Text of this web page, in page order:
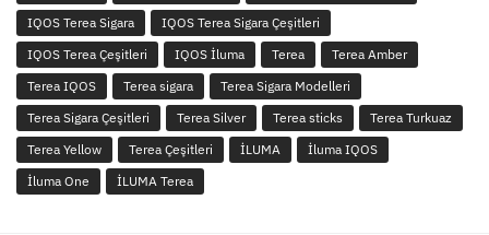
IQOS Terea Sigara
IQOS Terea Sigara Çeşitleri
IQOS Terea Çeşitleri
IQOS İluma Terea
Terea Amber
Terea IQOS
Terea sigara
Terea Sigara Modelleri
Terea Sigara Çeşitleri
Terea Silver Terea sticks
Terea Turkuaz
Terea Yellow
Terea Çeşitleri İLUMA
İluma IQOS
İluma One
İLUMA Terea